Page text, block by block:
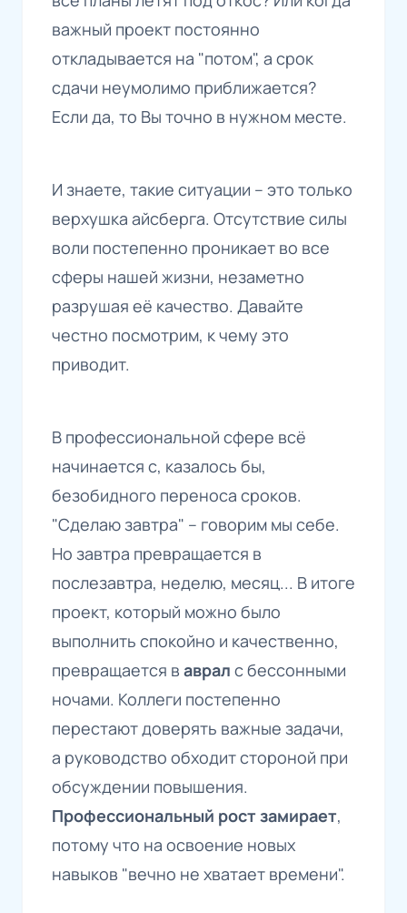
важный проект постоянно
откладывается на "потом", а срок
сдачи неумолимо приближается?
Если да, то Вы точно в нужном месте.
И знаете, такие ситуации – это только
верхушка айсберга. Отсутствие силы
воли постепенно проникает во все
сферы нашей жизни, незаметно
разрушая её качество. Давайте
честно посмотрим, к чему это
приводит.
В профессиональной сфере всё
начинается с, казалось бы,
безобидного переноса сроков.
"Сделаю завтра" – говорим мы себе.
Но завтра превращается в
послезавтра, неделю, месяц... В итоге
проект, который можно было
выполнить спокойно и качественно,
превращается в аврал с бессонными
ночами. Коллеги постепенно
перестают доверять важные задачи,
а руководство обходит стороной при
обсуждении повышения.
Профессиональный рост замирает,
потому что на освоение новых
навыков "вечно не хватает времени".